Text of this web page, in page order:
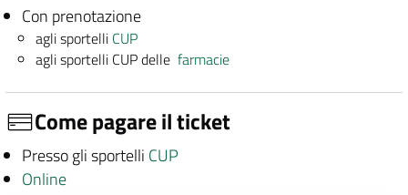
Con prenotazione
agli sportelli CUP
agli sportelli CUP dellefarmacie
Come pagare il ticket
Presso gli sportelli CUP
Online